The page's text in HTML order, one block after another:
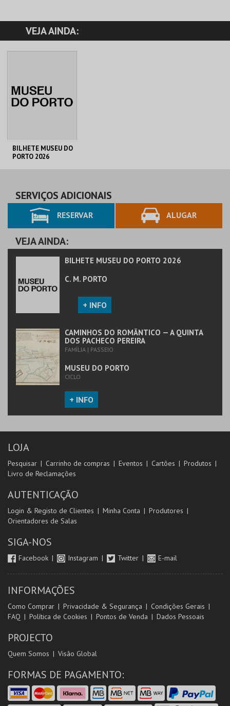
VEJA AINDA:
BILHETE MUSEU DO
PORTO 2026
AQUISIÇÃO
MAIS INFO
COMPRAR
SERVIÇOS ADICIONAIS
RESERVAR ALUGAR
VEJA AINDA:
BILHETE MUSEU DO PORTO 2026
C. M. PORTO
+ INFO
CAMINHOS DO ROMÂNTICO — A QUINTA
DOS PACHECO PEREIRA
FAMÍLIA | PASSEIO
MUSEU DO PORTO
CICLO
+ INFO
LOJA
Pesquisar Carrinho de compras Eventos Cartões
Produtos
Livro de Reclamações
AUTENTICAÇÃO
Login & Registo de Clientes Minha Conta
Produtores
Orientadores de Salas
SIGA-NOS
Facebook Instagram Twitter E-mail
INFORMAÇÕES
Como Comprar Privacidade & Segurança
Condições Gerais
FAQ
Política de Cookies Pontos de Venda Dados Pessoais
PROJECTO
Quem Somos Visão Global
FORMAS DE PAGAMENTO: